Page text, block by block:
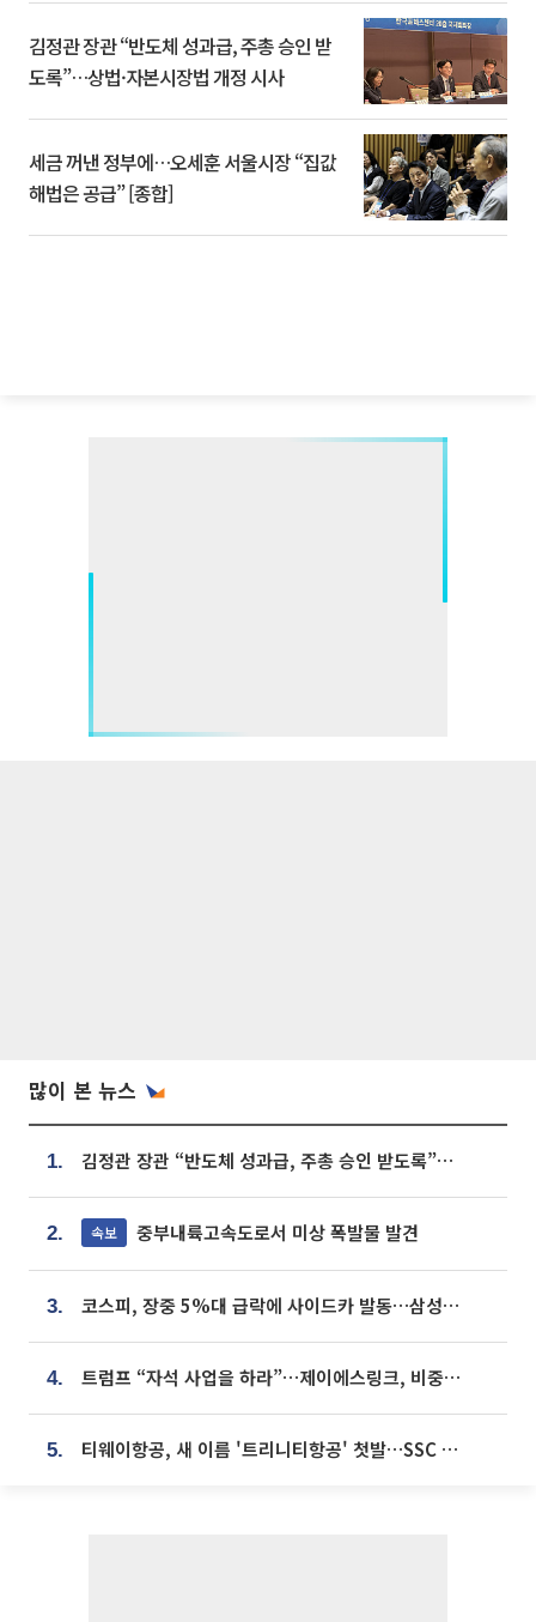
김정관 장관 “반도체 성과급, 주총 승인 받
도록”…상법·자본시장법 개정 시사
세금 꺼낸 정부에…오세훈 서울시장 “집값
해법은 공급” [종합]
많이 본 뉴스
1. 김정관 장관 “반도체 성과급, 주총 승인 받도록”…상법·자본시장법 개정 시사
2. 속보 중부내륙고속도로서 미상 폭발물 발견
3. 코스피, 장중 5%대 급락에 사이드카 발동…삼성·SK 동반 폭락
4. 트럼프 “자석 사업을 하라”…제이에스링크, 비중국 영구자석 공급망 구축 속도
5. 티웨이항공, 새 이름 '트리니티항공' 첫발…SSC 전략 본격화